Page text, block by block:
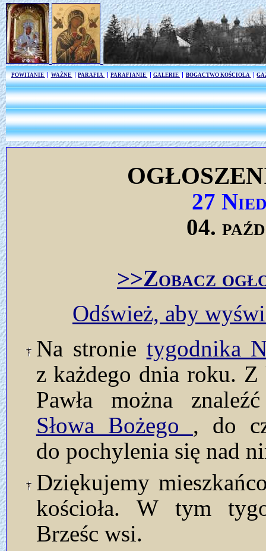
POWITANIE WAŻNE PARAFIA PARAFIANIE GALERIE BOGACTWO KOŚCIOŁA
27
04.
>>Zobacz
Odśwież, aby
Na stronie tygodnika
z każdego dnia roku. Z
Pawła można
Słowa Bożego , do
do pochylenia się nad
Dziękujemy
kościoła. W tym
Brześc wsi.